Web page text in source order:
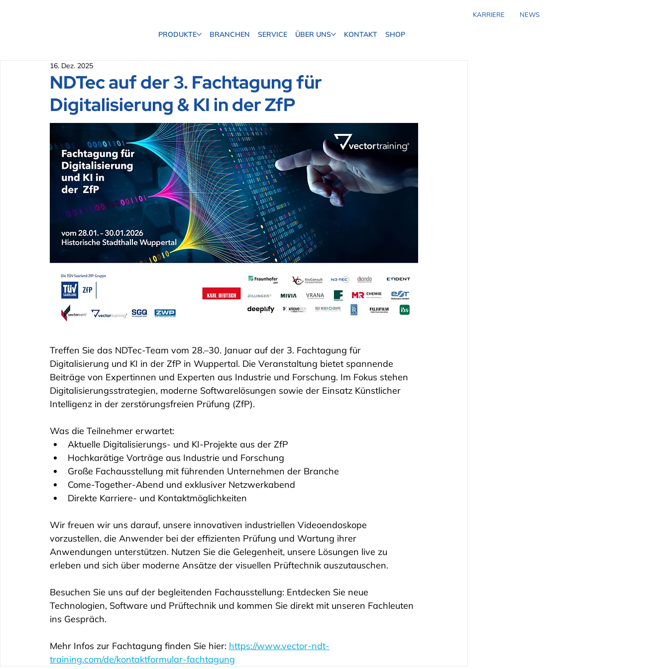
NEWS
KARRIERE
PRODUKTE BRANCHEN SERVICE ÜBER UNS KONTAKT SHOP
NDTec auf der 3. Fachtagung für
Digitalisierung & KI in der ZfP
16. Dez. 2025
Treffen Sie das NDTec-Team vom 28.–30. Januar auf der 3. Fachtagung für
Digitalisierung und KI in der ZfP in Wuppertal. Die Veranstaltung bietet spannende
Beiträge von Expertinnen und Experten aus Industrie und Forschung. Im Fokus stehen
Digitalisierungsstrategien, moderne Softwarelösungen sowie der Einsatz Künstlicher
Intelligenz in der zerstörungsfreien Prüfung (ZfP).
Was die Teilnehmer erwartet:
Aktuelle Digitalisierungs- und KI-Projekte aus der ZfP
Hochkarätige Vorträge aus Industrie und Forschung
Große Fachausstellung mit führenden Unternehmen der Branche
Come-Together-Abend und exklusiver Netzwerkabend
Direkte Karriere- und Kontaktmöglichkeiten
Wir freuen wir uns darauf, unsere innovativen industriellen Videoendoskope
vorzustellen, die Anwender bei der effizienten Prüfung und Wartung ihrer
Anwendungen unterstützen. Nutzen Sie die Gelegenheit, unsere Lösungen live zu
erleben und sich über moderne Ansätze der visuellen Prüftechnik auszutauschen.
Besuchen Sie uns auf der begleitenden Fachausstellung: Entdecken Sie neue
Technologien, Software und Prüftechnik und kommen Sie direkt mit unseren Fachleuten
ins Gespräch.
Mehr Infos zur Fachtagung finden Sie hier: https://www.vector-ndt-
training.com/de/kontaktformular-fachtagung